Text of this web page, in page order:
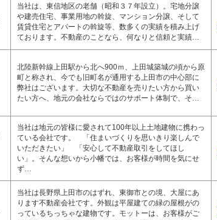
当社は、東信地区の老舗（昭和３７年設立）。宅地分譲
や建売住宅、事業用地の斡旋、マンション分譲、そして
賃貸住宅とアパートの斡旋等、数多くの実績を積み上げ
ております。不動産のことなら、何なりと信頼と実績…
北陸新幹線上田駅から北へ900ｍ、上田城築城の頃から原
町と称され、今でも旧町名が通用する上田市の中心部に
弊社はございます。大切な不動産を売りたい方から買い
たい方へ、地元の会社ならではのサポート体制で、そ…
当社は地元の皆様に愛されて100年以上土地建物に携わっ
ている会社です。 「住まいづくりを思いきり楽しんで
いただきたい」 「安心して不動産取引をしてほし
い」。そんな想いから小幡では、お客様が時間を気にせ
ず…
当社は長野県上田市のはずれ、東御市との境、大屋にあ
ります不動産会社です。外観は平屋建ての緑の屋根がの
っているちっちゃな建物です。モットーは、お客様がご